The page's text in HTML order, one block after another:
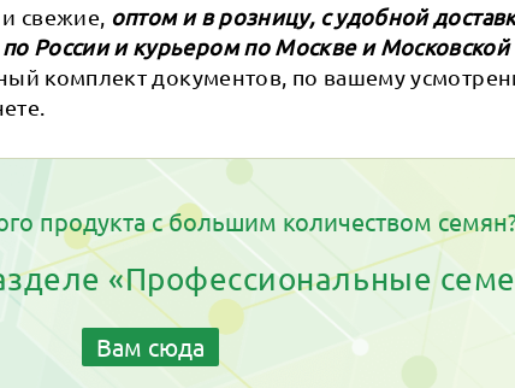
свежие, оптом и в розницу, с удобной
России и курьером по Москве и Московской
комплект документов, по вашему
продукта с большим количеством
«Профессиональные
Вам сюда